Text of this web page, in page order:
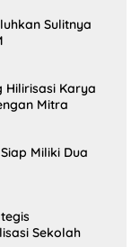
Sulitnya
Hilirisasi Karya
Mitra
Miliki Dua
Sekolah